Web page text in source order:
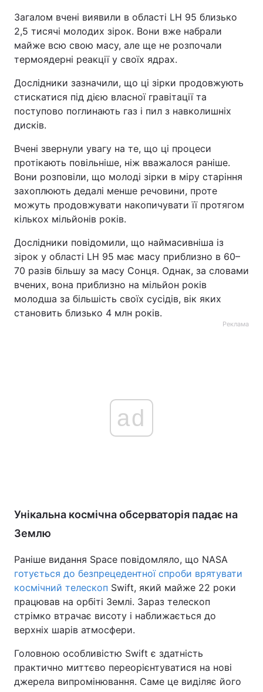
Загалом вчені виявили в області LH 95 близько
2,5 тисячі молодих зірок. Вони вже набрали
майже всю свою масу, але ще не розпочали
термоядерні реакції у своїх ядрах.
Дослідники зазначили, що ці зірки продовжують
стискатися під дією власної гравітації та
поступово поглинають газ і пил з навколишніх
дисків.
Вчені звернули увагу на те, що ці процеси
протікають повільніше, ніж вважалося раніше.
Вони розповіли, що молоді зірки в міру старіння
захоплюють дедалі менше речовини, проте
можуть продовжувати накопичувати її протягом
кількох мільйонів років.
Дослідники повідомили, що наймасивніша із
зірок у області LH 95 має масу приблизно в 60–
70 разів більшу за масу Сонця. Однак, за словами
вчених, вона приблизно на мільйон років
молодша за більшість своїх сусідів, вік яких
становить близько 4 млн років.
Реклама
ad
Унікальна космічна обсерваторія падає на
Землю
Раніше видання Space повідомляло, що NASA
готується до безпрецедентної спроби врятувати
космічний телескоп Swift, який майже 22 роки
працював на орбіті Землі. Зараз телескоп
стрімко втрачає висоту і наближається до
верхніх шарів атмосфери.
Головною особливістю Swift є здатність
практично миттєво переорієнтуватися на нові
джерела випромінювання. Саме це виділяє його